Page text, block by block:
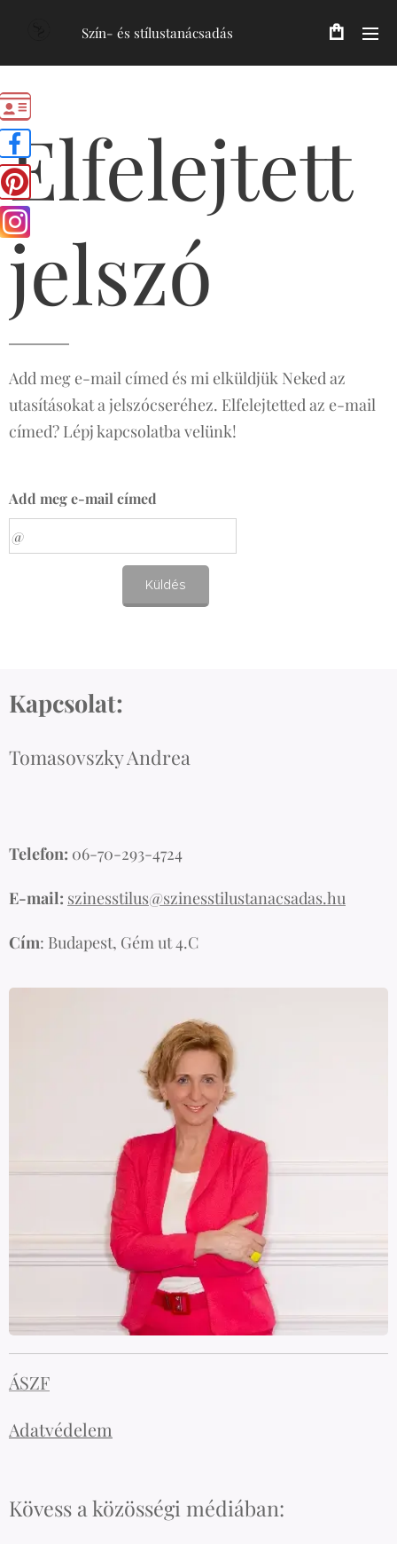
Szín- és stílustanácsadás
Elfelejtett
jelszó
Add meg e-mail címed és mi elküldjük Neked az
utasításokat a jelszócseréhez. Elfelejtetted az e-mail
címed? Lépj kapcsolatba velünk!
Add meg e-mail címed
Küldés
Kapcsolat:
Tomasovszky Andrea
Telefon: 06-70-293-4724
E-mail: szinesstilus@szinesstilustanacsadas.hu
Cím: Budapest, Gém ut 4.C
ÁSZF
Adatvédelem
Kövess a közösségi médiában: